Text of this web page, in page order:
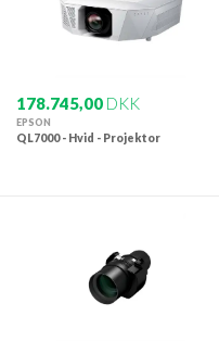
178.745,00 DKK
EPSON
QL7000 - Hvid - Projektor